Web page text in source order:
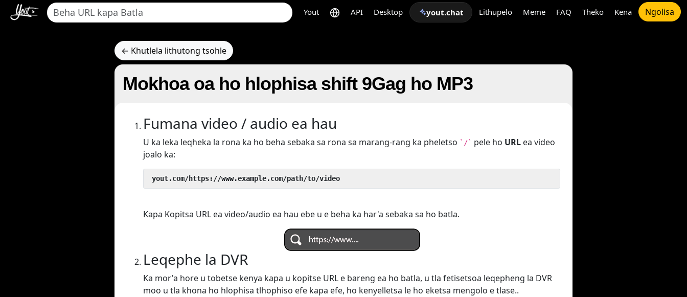
Yout API Desktop yout.chat Lithupelo Meme FAQ Theko Kena Ngolisa
← Khutlela lithutong tsohle
Mokhoa oa ho hlophisa shift 9Gag ho MP3
Fumana video / audio ea hau
U ka leka leqheka la rona ka ho beha sebaka sa rona sa marang-rang ka pheletso `/` pele ho URL ea video
joalo ka:
yout.com/https://www.example.com/path/to/video
Kapa Kopitsa URL ea video/audio ea hau ebe u e beha ka har'a sebaka sa ho batla.
Leqephe la DVR
Ka mor'a hore u tobetse kenya kapa u kopitse URL e bareng ea ho batla, u tla fetisetsoa leqepheng la DVR
moo u tla khona ho hlophisa tlhophiso efe kapa efe, ho kenyelletsa le ho eketsa mengolo e tlase..